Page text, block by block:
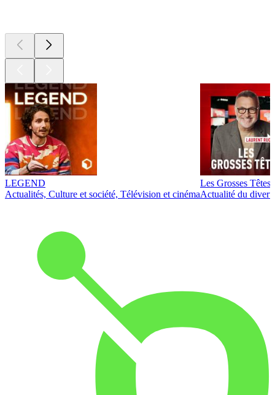
LEGEND
Actualités, Culture et société, Télévision et cinéma
Les Grosses Têtes
Actualité du